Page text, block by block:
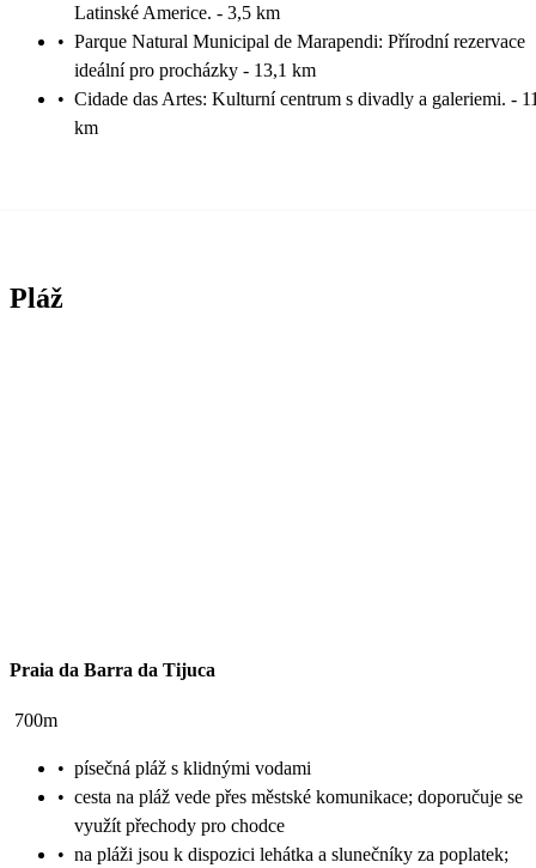
Latinské Americe. - 3,5 km
• Parque Natural Municipal de Marapendi: Přírodní rezervace
ideální pro procházky - 13,1 km
• Cidade das Artes: Kulturní centrum s divadly a galeriemi. -
km
Pláž
Praia da Barra da Tijuca
700m
• písečná pláž s klidnými vodami
• cesta na pláž vede přes městské komunikace; doporučuje se
využít přechody pro chodce
• na pláži jsou k dispozici lehátka a slunečníky za poplatek;